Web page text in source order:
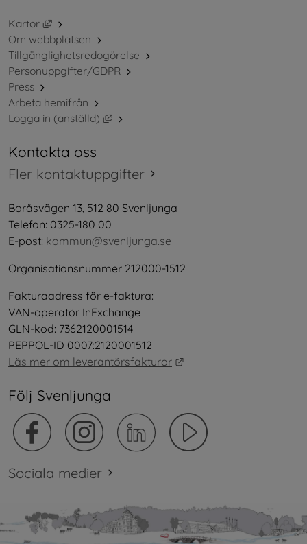
Kartor
Länk till annan webbplats, öppnas i nytt fönster.
Om webbplatsen
Tillgänglighetsredogörelse
Personuppgifter/GDPR
Press
Arbeta hemifrån
Logga in (anställd)
Länk till annan webbplats, öppnas i nytt
Kontakta oss
Fler kontaktuppgifter
Boråsvägen 13, 512 80 Svenljunga
Telefon: 0325-180 00
E-post: kommun@svenljunga.se
Organisationsnummer 212000-1512
Fakturaadress för e-faktura:
VAN-operatör InExchange
GLN-kod: 7362120001514
PEPPOL-ID 0007:2120001512
Läs mer om leverantörsfakturor
Följ Svenljunga
Sociala medier